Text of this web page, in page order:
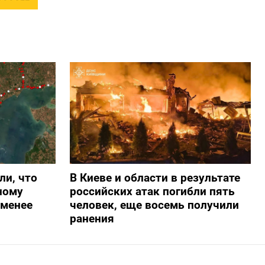
что
В Киеве и области в результате
российских атак погибли пять
человек, еще восемь получили
ранения